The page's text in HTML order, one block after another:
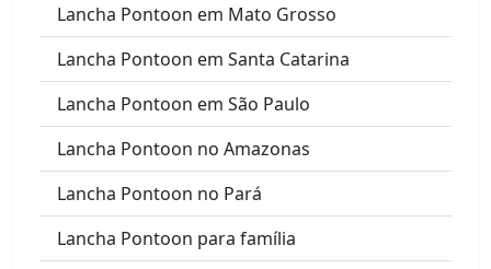
Lancha Pontoon em Mato Grosso
Lancha Pontoon em Santa Catarina
Lancha Pontoon em São Paulo
Lancha Pontoon no Amazonas
Lancha Pontoon no Pará
Lancha Pontoon para família